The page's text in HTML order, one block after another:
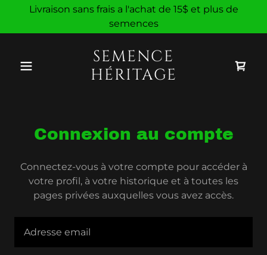
Livraison sans frais a l'achat de 15$ et plus de
semences
SEMENCE
HÉRITAGE
Connexion au compte
Connectez-vous à votre compte pour accéder à
votre profil, à votre historique et à toutes les
pages privées auxquelles vous avez accès.